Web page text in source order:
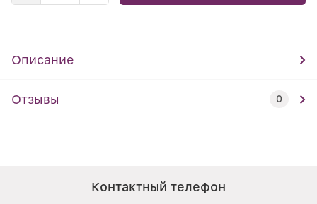
Описание
Отзывы 0
Контактный телефон